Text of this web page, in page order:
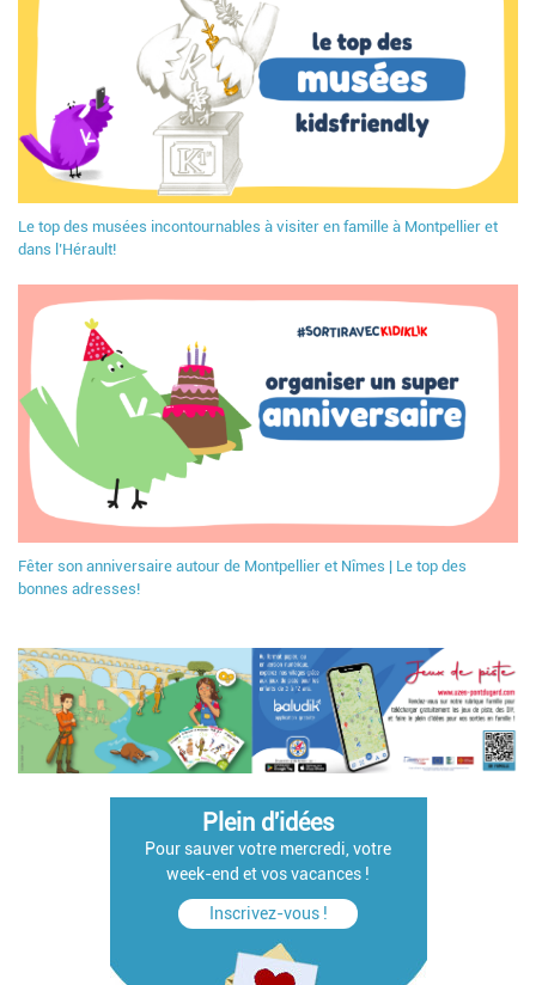
Le top des musées incontournables à visiter en famille à Montpellier et
dans l’Hérault!
Fêter son anniversaire autour de Montpellier et Nîmes | Le top des
bonnes adresses!
Plein d'idées
Pour sauver votre mercredi, votre
week-end et vos vacances !
Inscrivez-vous !